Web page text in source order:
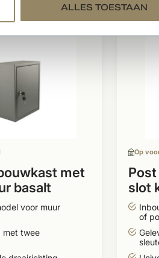
ALLES TOESTAAN
met
basalt
voor muur
met twee
Op
slot
of